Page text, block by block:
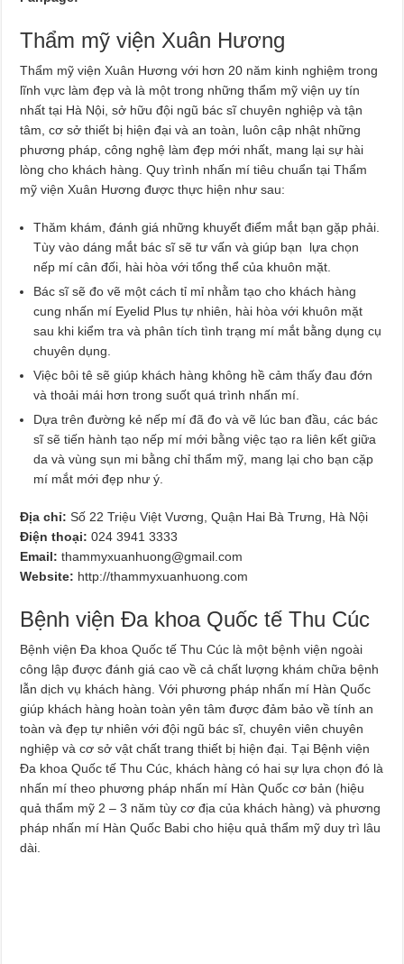
Thẩm mỹ viện Xuân Hương
Thẩm mỹ viện Xuân Hương với hơn 20 năm kinh nghiệm trong
lĩnh vực làm đẹp và là một trong những thẩm mỹ viện uy tín
nhất tại Hà Nội, sở hữu đội ngũ bác sĩ chuyên nghiệp và tận
tâm, cơ sở thiết bị hiện đại và an toàn, luôn cập nhật những
phương pháp, công nghệ làm đẹp mới nhất, mang lại sự hài
lòng cho khách hàng. Quy trình nhấn mí tiêu chuẩn tại Thẩm
mỹ viện Xuân Hương được thực hiện như sau:
Thăm khám, đánh giá những khuyết điểm mắt bạn gặp phải.
Tùy vào dáng mắt bác sĩ sẽ tư vấn và giúp bạn lựa chọn
nếp mí cân đối, hài hòa với tổng thể của khuôn mặt.
Bác sĩ sẽ đo vẽ một cách tỉ mỉ nhằm tạo cho khách hàng
cung nhấn mí Eyelid Plus tự nhiên, hài hòa với khuôn mặt
sau khi kiểm tra và phân tích tình trạng mí mắt bằng dụng cụ
chuyên dụng.
Việc bôi tê sẽ giúp khách hàng không hề cảm thấy đau đớn
và thoải mái hơn trong suốt quá trình nhấn mí.
Dựa trên đường kẻ nếp mí đã đo và vẽ lúc ban đầu, các bác
sĩ sẽ tiến hành tạo nếp mí mới bằng việc tạo ra liên kết giữa
da và vùng sụn mi bằng chỉ thẩm mỹ, mang lại cho bạn cặp
mí mắt mới đẹp như ý.
Địa chỉ: Số 22 Triệu Việt Vương, Quận Hai Bà Trưng, Hà Nội
Điện thoại:024 3941 3333
Email:thammyxuanhuong@gmail.com
Website: http://thammyxuanhuong.com
Bệnh viện Đa khoa Quốc tế Thu Cúc
Bệnh viện Đa khoa Quốc tế Thu Cúc là một bệnh viện ngoài
công lập được đánh giá cao về cả chất lượng khám chữa bệnh
lẫn dịch vụ khách hàng. Với phương pháp nhấn mí Hàn Quốc
giúp khách hàng hoàn toàn yên tâm được đảm bảo về tính an
toàn và đẹp tự nhiên với đội ngũ bác sĩ, chuyên viên chuyên
nghiệp và cơ sở vật chất trang thiết bị hiện đại. Tại Bệnh viện
Đa khoa Quốc tế Thu Cúc, khách hàng có hai sự lựa chọn đó là
nhấn mí theo phương pháp nhấn mí Hàn Quốc cơ bản (hiệu
quả thẩm mỹ 2 – 3 năm tùy cơ địa của khách hàng) và phương
pháp nhấn mí Hàn Quốc Babi cho hiệu quả thẩm mỹ duy trì lâu
dài.